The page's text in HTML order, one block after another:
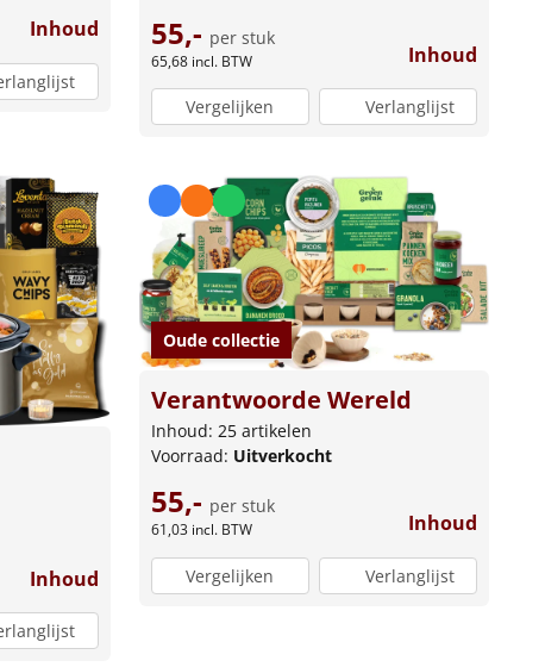
Inhoud 55,- per stuk
65,68 incl. BTW Inhoud
Vergelijken Verlanglijst
Inhoud
Oude collectie
Verantwoorde Wereld
Inhoud: 25 artikelen
Voorraad: Uitverkocht
55,- per stuk
61,03 incl. BTW Inhoud
Vergelijken Verlanglijst